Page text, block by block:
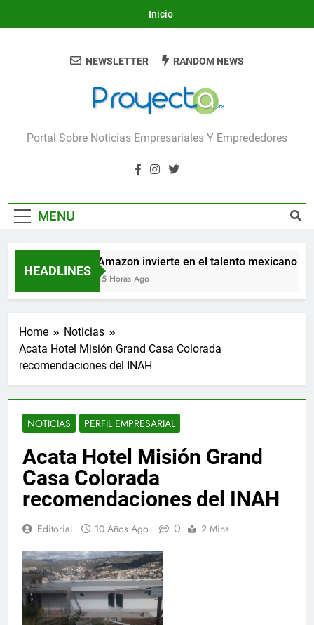
Inicio
Proyecta
Portal Sobre Noticias Empresariales Y Emprededores
NEWSLETTER RANDOM NEWS
MENU
HEADLINES
Amazon invierte en el talento mexicano
15 Horas Ago
Home
Noticias
Acata Hotel Misión Grand Casa Colorada
recomendaciones del INAH
NOTICIAS PERFIL EMPRESARIAL
Acata Hotel Misión Grand
Casa Colorada
recomendaciones del INAH
Editorial 10 Años Ago 0 2 Mins